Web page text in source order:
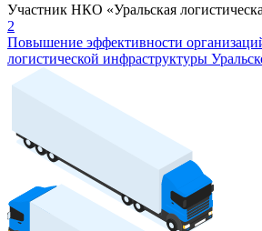
Участник НКО «Уральская
2
Повышение эффективности
логистической инфраструктуры